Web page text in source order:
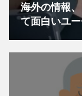
海外の情報
て面白いユ